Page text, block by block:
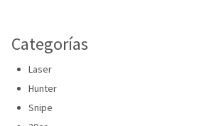
Categorías
Laser
Hunter
Snipe